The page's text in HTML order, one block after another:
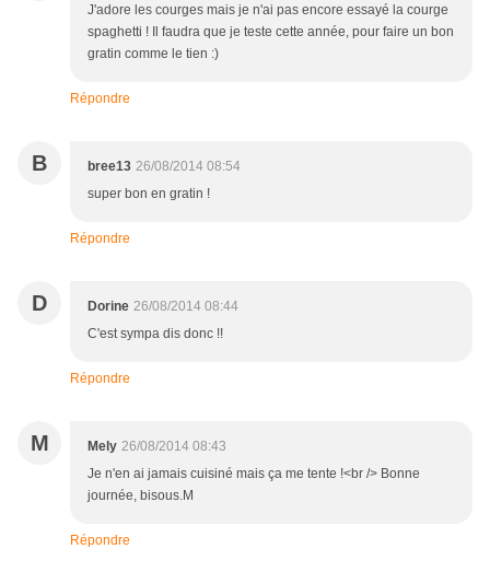
J'adore les courges mais je n'ai pas encore essayé la courge
spaghetti ! Il faudra que je teste cette année, pour faire un bon
gratin comme le tien :)
Répondre
B bree13 26/08/2014 08:54
super bon en gratin !
Répondre
D Dorine 26/08/2014 08:44
C'est sympa dis donc !!
Répondre
M Mely 26/08/2014 08:43
Je n'en ai jamais cuisiné mais ça me tente !<br /> Bonne
journée, bisous.M
Répondre